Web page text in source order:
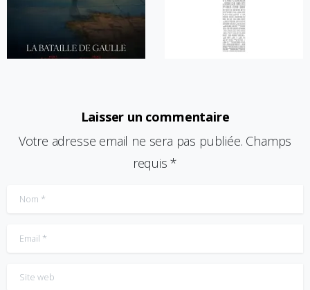
Laisser un commentaire
Votre adresse email ne sera pas publiée. Champs
requis *
Nom*
Email*
Site web